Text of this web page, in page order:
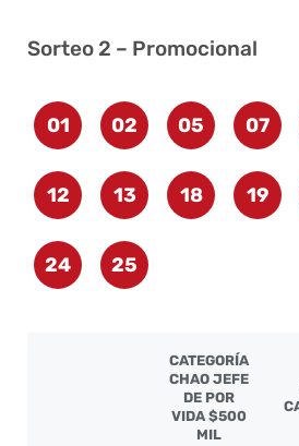
Sorteo 2 – Promocional
01 02 05 07
12 13 18 19
24 25
CATEGORÍA
CHAO JEFE
DE POR
VIDA $500
MIL